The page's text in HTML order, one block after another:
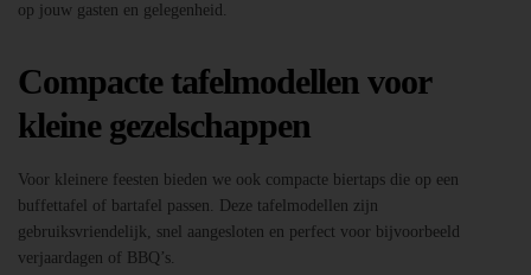
op jouw gasten en gelegenheid.
Compacte tafelmodellen voor
kleine gezelschappen
Voor kleinere feesten bieden we ook compacte biertaps die op een
buffettafel of bartafel passen. Deze tafelmodellen zijn
gebruiksvriendelijk, snel aangesloten en perfect voor bijvoorbeeld
verjaardagen of BBQ’s.